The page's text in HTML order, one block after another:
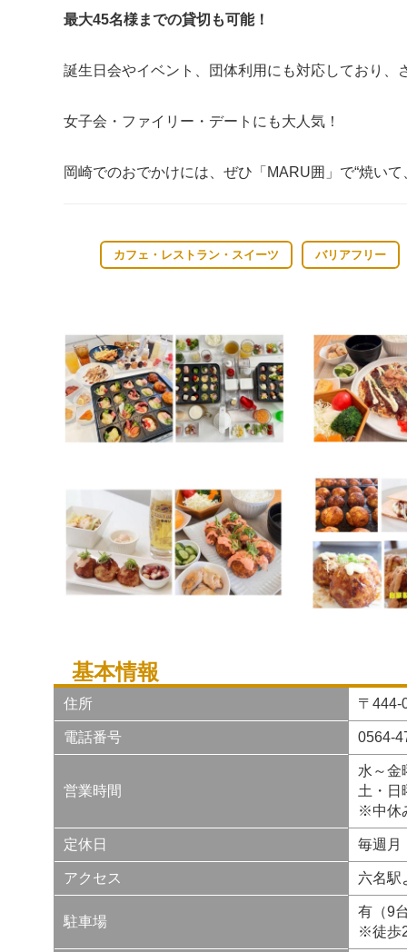
最大45名様までの貸切も可能！
誕生日会やイベント、団体利用にも対応しており、
女子会・ファイリー・デートにも大人気！
岡崎でのおでかけには、ぜひ「MARU囲」で“焼い
カフェ・レストラン・スイーツ バリアフリー
基本情報
住所 〒
電話番号 0564-
営業時間
水～金
土・日
※中休
定休日 毎週月
アクセス 六名駅
駐車場
有（9
※徒歩